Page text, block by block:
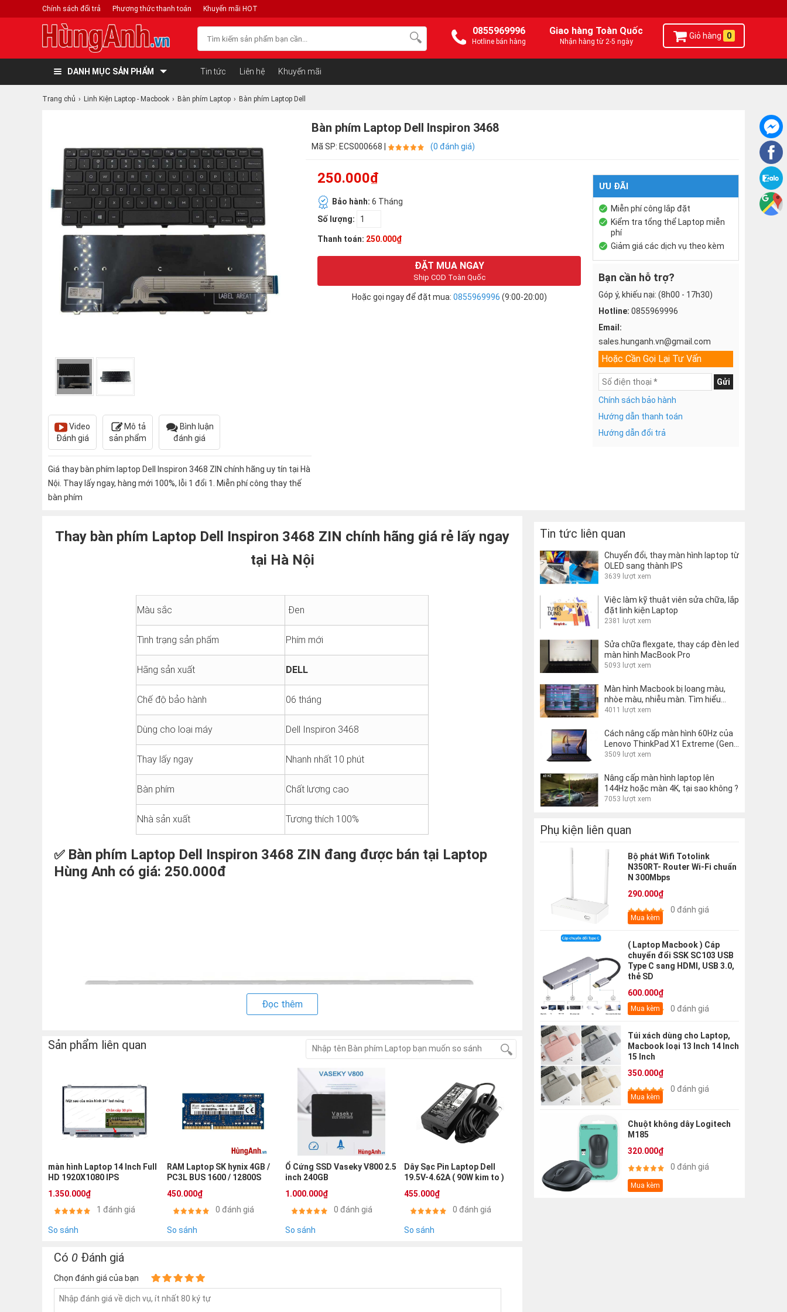
Chính sách đổi trả Phương thức thanh toán Khuyến mãi HOT
0855969996
Hotline bán hàng
Giao hàng Toàn Quốc
Nhận hàng từ 2-5 ngày
Giỏ hàng 0
DANH MỤC SẢN PHẨM Tin tức Liên hệ Khuyến mãi
Trang chủ Linh Kiện Laptop - Macbook Bàn phím Laptop Bàn phím Laptop Dell
Video
Đánh giá
Mô tả
sản phẩm
Bình luận
đánh giá
Giá thay bàn phím laptop Dell Inspiron 3468 ZIN chính hãng uy tín tại Hà
Nội. Thay lấy ngay, hàng mới 100%, lỗi 1 đổi 1. Miễn phí công thay thế
bàn phím
Bàn phím Laptop Dell Inspiron 3468
Mã SP: ECS000668 | (0 đánh giá)
250.000₫
Bảo hành: 6 Tháng
Số lượng:
Thanh toán: 250.000₫
ĐẶT MUA NGAY
Ship COD Toàn Quốc
Hoặc gọi ngay để đặt mua: 0855969996 (9:00-20:00)
ƯU ĐÃI
Miễn phí công lắp đặt
Kiểm tra tổng thể Laptop miễn
phí
Giảm giá các dịch vụ theo kèm
Bạn cần hỗ trợ?
Góp ý, khiếu nại: (8h00 - 17h30)
Hotline: 0855969996
Email:
sales.hunganh.vn@gmail.com
Hoặc Cần Gọi Lại Tư Vấn
Gửi
Chính sách bảo hành
Hướng dẫn thanh toán
Hướng dẫn đổi trả
Thay bàn phím Laptop Dell Inspiron 3468 ZIN chính hãng giá rẻ lấy ngay
tại Hà Nội
Màu sắc Đen
Tình trạng sản phẩm Phím mới
Hãng sản xuất DELL
Chế độ bảo hành 06 tháng
Dùng cho loại máy Dell Inspiron 3468
Thay lấy ngay Nhanh nhất 10 phút
Bàn phím Chất lượng cao
Nhà sản xuất Tương thích 100%
✅ Bàn phím Laptop Dell Inspiron 3468 ZIN đang được bán tại Laptop
Hùng Anh có giá: 250.000đ
Đọc thêm
Sản phẩm liên quan
màn hình Laptop 14 Inch Full
HD 1920X1080 IPS
1.350.000₫
1 đánh giá
So sánh
RAM Laptop SK hynix 4GB /
PC3L BUS 1600 / 12800S
450.000₫
0 đánh giá
So sánh
Ổ Cứng SSD Vaseky V800 2.5
inch 240GB
1.000.000₫
0 đánh giá
So sánh
Dây Sạc Pin Laptop Dell
19.5V-4.62A ( 90W kim to )
455.000₫
0 đánh giá
So sánh
Có 0 Đánh giá
Chọn đánh giá của bạn
Tin tức liên quan
Chuyển đổi, thay màn hình laptop từ
OLED sang thành IPS
3639 lượt xem
Việc làm kỹ thuật viên sửa chữa, lắp
đặt linh kiện Laptop
2381 lượt xem
Sửa chữa flexgate, thay cáp đèn led
màn hình MacBook Pro
5093 lượt xem
Màn hình Macbook bị loang màu,
nhòe màu, nhiễu màn. Tìm hiểu
nguyên nhân và cách khắc phục
4011 lượt xem
Cách nâng cấp màn hình 60Hz của
Lenovo ThinkPad X1 Extreme (Gen
1 và 2) lên 144Hz
3509 lượt xem
Nâng cấp màn hình laptop lên
144Hz hoặc màn 4K, tại sao không ?
7053 lượt xem
Phụ kiện liên quan
Bộ phát Wifi Totolink
N350RT- Router Wi-Fi chuẩn
N 300Mbps
290.000₫
0 đánh giá
Mua kèm
( Laptop Macbook ) Cáp
chuyển đổi SSK SC103 USB
Type C sang HDMI, USB 3.0,
thẻ SD
600.000₫
0 đánh giá
Mua kèm
Túi xách dùng cho Laptop,
Macbook loại 13 Inch 14 Inch
15 Inch
350.000₫
0 đánh giá
Mua kèm
Chuột không dây Logitech
M185
320.000₫
0 đánh giá
Mua kèm